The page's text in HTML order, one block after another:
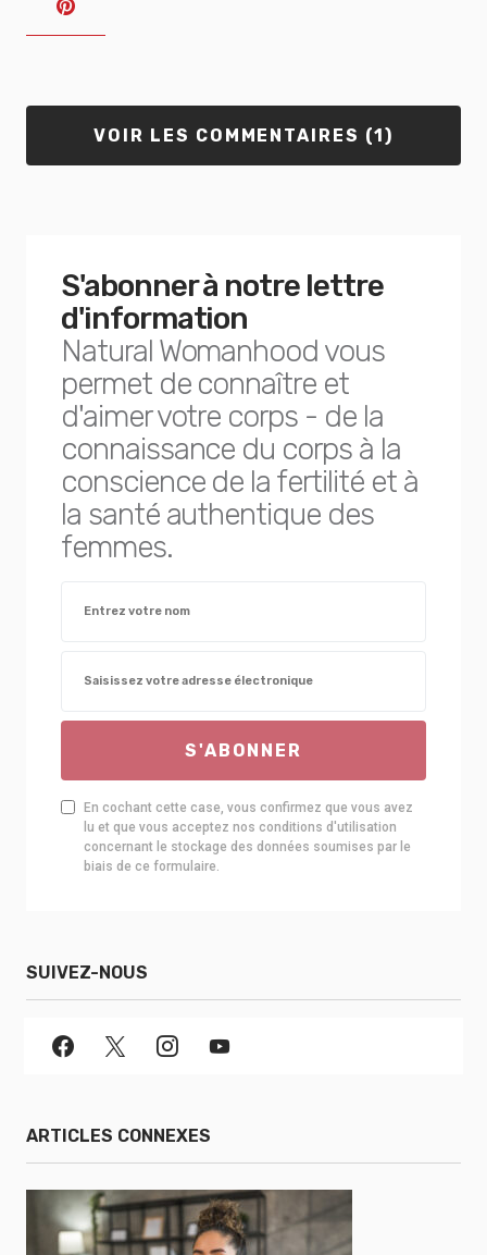
VOIR LES COMMENTAIRES (1)
S'abonner à notre lettre
d'information
Natural Womanhood vous
permet de connaître et
d'aimer votre corps - de la
connaissance du corps à la
conscience de la fertilité et à
la santé authentique des
femmes.
S'ABONNER
En cochant cette case, vous confirmez que vous avez
lu et que vous acceptez nos conditions d'utilisation
concernant le stockage des données soumises par le
biais de ce formulaire.
SUIVEZ-NOUS
ARTICLES CONNEXES